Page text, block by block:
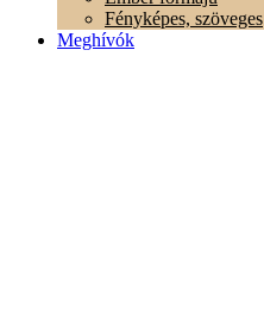
Fényképes, szöveges
Meghívók